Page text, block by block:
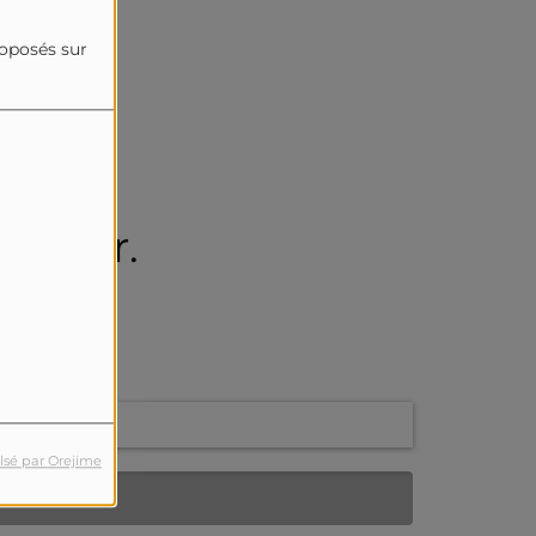
sur
par Orejime